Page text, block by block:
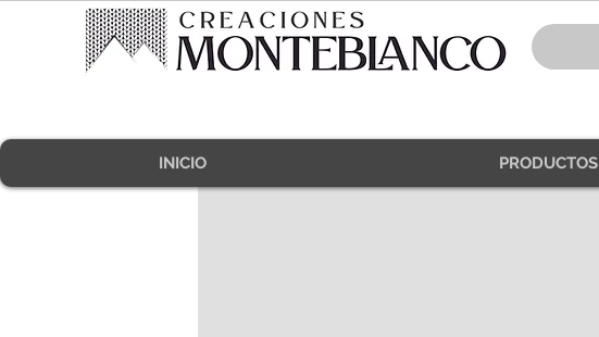
INICIO PRODUCTOS